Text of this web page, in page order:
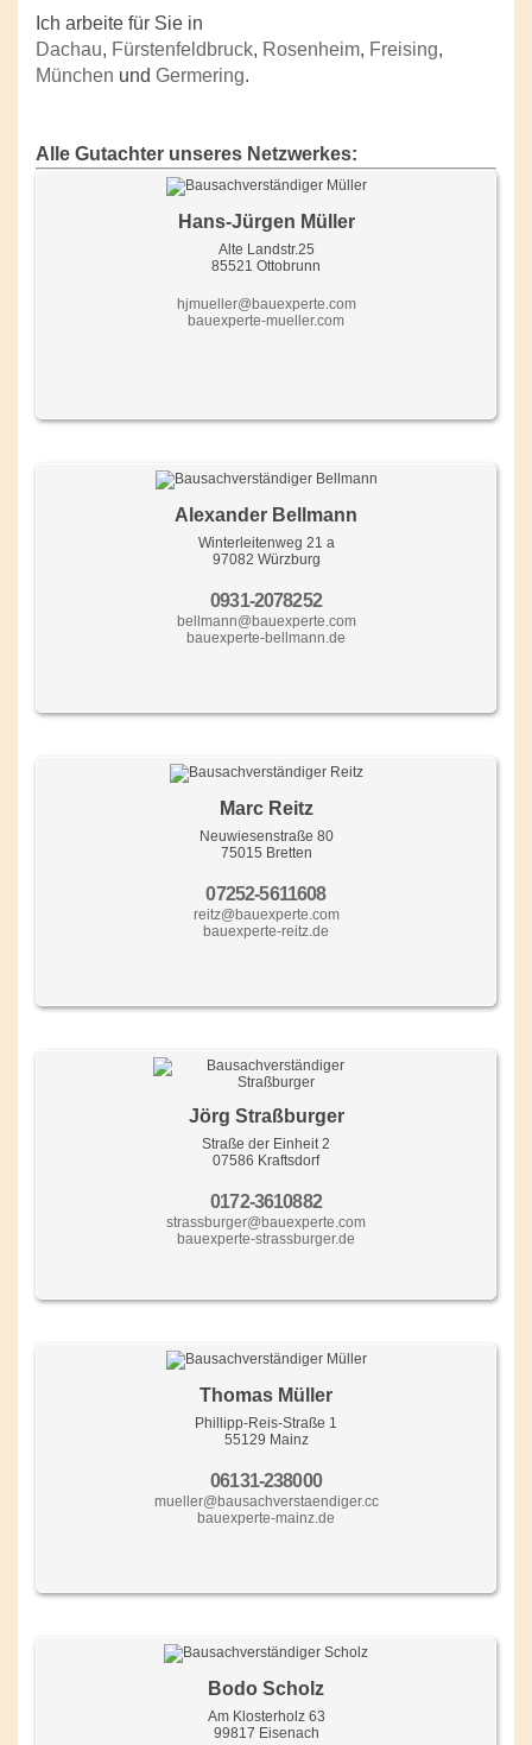
Ich arbeite für Sie in
Dachau, Fürstenfeldbruck, Rosenheim, Freising,
München und Germering.
Alle Gutachter unseres Netzwerkes:
Hans-Jürgen Müller
Alte Landstr.25
85521 Ottobrunn
hjmueller@bauexperte.com
bauexperte-mueller.com
Alexander Bellmann
Winterleitenweg 21 a
97082 Würzburg
0931-2078252
bellmann@bauexperte.com
bauexperte-bellmann.de
Marc Reitz
Neuwiesenstraße 80
75015 Bretten
07252-5611608
reitz@bauexperte.com
bauexperte-reitz.de
Jörg Straßburger
Straße der Einheit 2
07586 Kraftsdorf
0172-3610882
strassburger@bauexperte.com
bauexperte-strassburger.de
Thomas Müller
Phillipp-Reis-Straße 1
55129 Mainz
06131-238000
mueller@bausachverstaendiger.cc
bauexperte-mainz.de
Bodo Scholz
Am Klosterholz 63
99817 Eisenach